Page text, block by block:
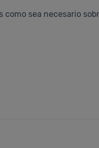
sea necesario